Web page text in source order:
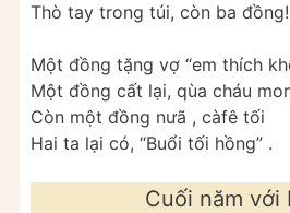
Thò tay trong túi, còn ba đồng!
Một đồng tặng vợ “em thích
Một đồng cất lại, qùa cháu
Còn một đồng nưã , càfê tối
Hai ta lại có, “Buổi tối hồng” .
Cuối năm với